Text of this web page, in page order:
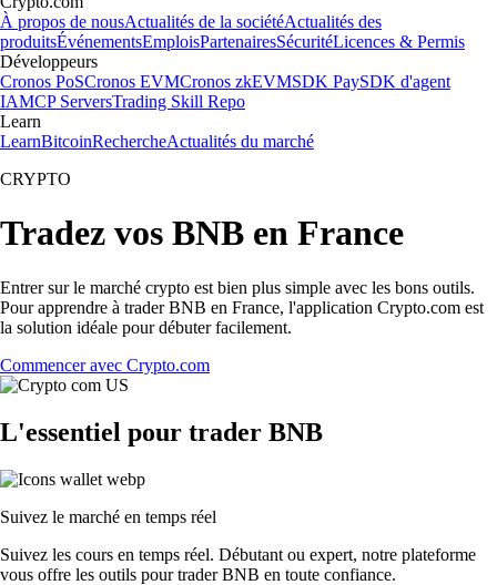
À propos de nousActualités de la sociétéActualités des
produitsÉvénementsEmploisPartenairesSécuritéLicences & Permis
Développeurs
Cronos PoSCronos EVMCronos zkEVMSDK PaySDK d'agent
IAMCP ServersTrading Skill Repo
Learn
LearnBitcoinRechercheActualités du marché
CRYPTO
Tradez vos BNB en France
Entrer sur le marché crypto est bien plus simple avec les bons outils.
Pour apprendre à trader BNB en France, l'application Crypto.com est
la solution idéale pour débuter facilement.
Commencer avec Crypto.com
L'essentiel pour trader BNB
Suivez le marché en temps réel
Suivez les cours en temps réel. Débutant ou expert, notre plateforme
vous offre les outils pour trader BNB en toute confiance.